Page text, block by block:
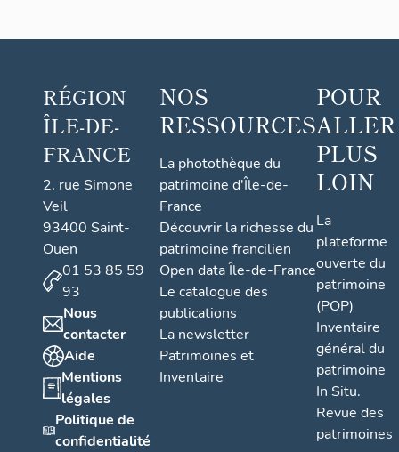
RÉGION
ÎLE-DE-
FRANCE
2, rue Simone
Veil
93400 Saint-
Ouen
01 53 85 59
93
Nous
contacter
Aide
Mentions
légales
Politique de
confidentialité
NOS
RESSOURCES
La photothèque du
patrimoine d'Île-de-
France
Découvrir la richesse du
patrimoine francilien
Open data Île-de-France
Le catalogue des
publications
La newsletter
Patrimoines et
Inventaire
POUR
ALLER
PLUS
LOIN
La
plateforme
ouverte du
patrimoine
(POP)
Inventaire
général du
patrimoine
In Situ.
Revue des
patrimoines